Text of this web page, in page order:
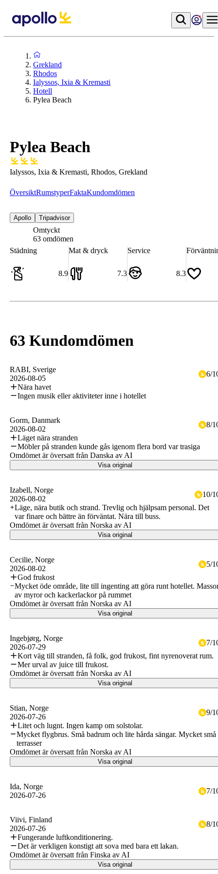
Grekland
Rhodos
Ialyssos, Ixia & Kremasti
Hotell
Pylea Beach
Pylea Beach
Ialyssos, Ixia & Kremasti, Rhodos, Grekland
ÖversiktRumstyperFaktaKundomdömen
Apollo Tripadvisor
Omtyckt
63 omdömen
Städning
8.9
Mat & dryck
7.3
Service
8.3
63 Kundomdömen
RABI, Sverige
2026-08-05
6/
Nära havet
Ingen musik eller aktiviteter inne i hotellet
Gorm, Danmark
2026-08-02
8/
Läget nära stranden
Möbler på stranden kunde gås igenom flera bord var trasiga
Omdömet är översatt från Danska av AI
Visa original
Izabell, Norge
2026-08-02
10/
Läge, nära butik och strand. Trevlig och hjälpsam personal. Det
var finare och bättre än förväntat. Nära till buss.
Omdömet är översatt från Norska av AI
Visa original
Cecilie, Norge
2026-08-02
5/
God frukost
Mycket öde område, lite till ingenting att göra runt hotellet.
av myror och kackerlackor på rummet
Omdömet är översatt från Norska av AI
Visa original
Ingebjørg, Norge
2026-07-29
7/
Kort väg till stranden, få folk, god frukost, fint nyrenoverat rum.
Mer urval av juice till frukost.
Omdömet är översatt från Norska av AI
Visa original
Stian, Norge
2026-07-26
9/
Litet och lugnt. Ingen kamp om solstolar.
Mycket flygbrus. Små badrum och lite hårda sängar. Mycket små
terrasser
Omdömet är översatt från Norska av AI
Visa original
Ida, Norge
2026-07-26
7/
Viivi, Finland
2026-07-26
8/
Fungerande luftkonditionering.
Det är verkligen konstigt att sova med bara ett lakan.
Omdömet är översatt från Finska av AI
Visa original